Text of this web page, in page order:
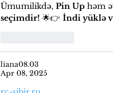
Ümumilikdə, Pin Up həm
seçimdir! 🌟👉 İndi yüklə
liana08.03
Apr 08, 2025